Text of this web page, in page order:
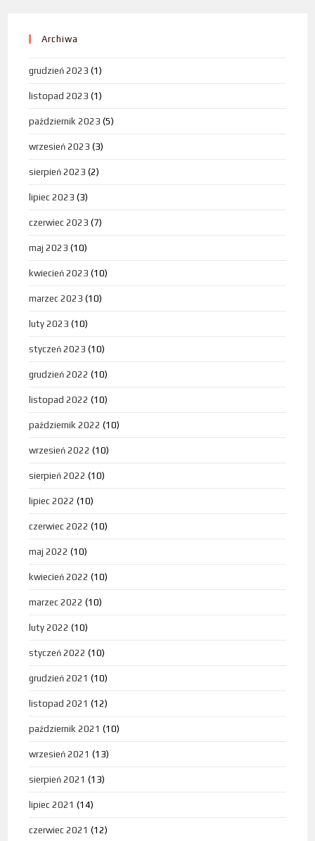
Archiwa
grudzień 2023 (1)
listopad 2023 (1)
październik 2023 (5)
wrzesień 2023 (3)
sierpień 2023 (2)
lipiec 2023 (3)
czerwiec 2023 (7)
maj 2023 (10)
kwiecień 2023 (10)
marzec 2023 (10)
luty 2023 (10)
styczeń 2023 (10)
grudzień 2022 (10)
listopad 2022 (10)
październik 2022 (10)
wrzesień 2022 (10)
sierpień 2022 (10)
lipiec 2022 (10)
czerwiec 2022 (10)
maj 2022 (10)
kwiecień 2022 (10)
marzec 2022 (10)
luty 2022 (10)
styczeń 2022 (10)
grudzień 2021 (10)
listopad 2021 (12)
październik 2021 (10)
wrzesień 2021 (13)
sierpień 2021 (13)
lipiec 2021 (14)
czerwiec 2021 (12)